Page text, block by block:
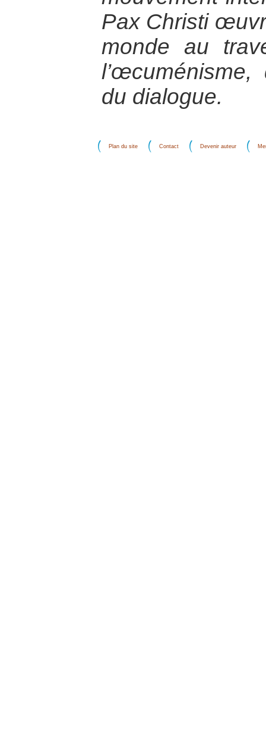
Pax Christi
monde au
du dialogue.
Plan du site Contact Devenir auteur